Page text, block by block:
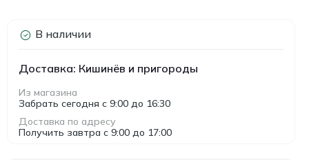
В наличии
Доставка: Кишинёв и пригороды
Из магазина
Забрать сегодня с 9:00 до 16:30
Доставка по адресу
Получить завтра с 9:00 до 17:00